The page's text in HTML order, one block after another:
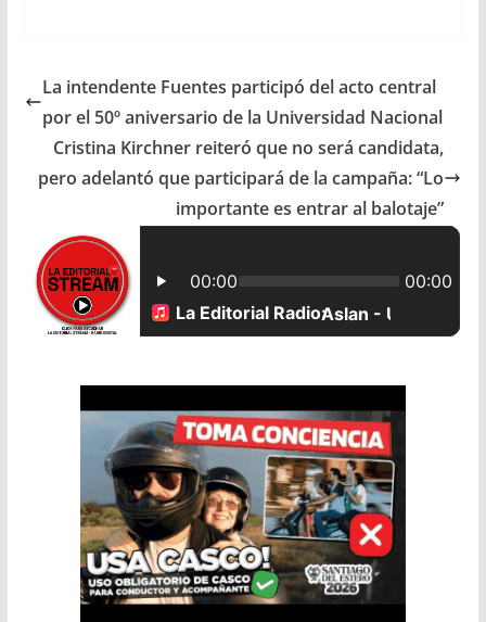
e
b
o
k
t
A
p
i
r
La intendente Fuentes participó del acto central
por el 50º aniversario de la Universidad Nacional
Cristina Kirchner reiteró que no será candidata,
pero adelantó que participará de la campaña: “Lo
importante es entrar al balotaje”